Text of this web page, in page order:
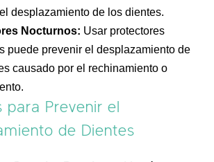
desplazamiento de los dientes.
Nocturnos: Usar protectores
puede prevenir el desplazamiento de
causado por el rechinamiento o
para Prevenir el
de Dientes